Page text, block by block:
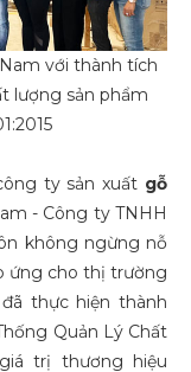
với thành tích
lượng sản phẩm
ty sản xuất gỗ
- Công ty TNHH
không ngừng nỗ
ứng cho thị trường
thực hiện thành
Quản Lý Chất
trị thương hiệu